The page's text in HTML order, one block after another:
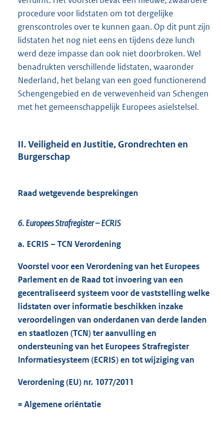
procedure voor lidstaten om tot dergelijke
grenscontroles over te kunnen gaan. Op dit punt zijn
lidstaten het nog niet eens en tijdens deze lunch
werd deze impasse dan ook niet doorbroken. Wel
benadrukten verschillende lidstaten, waaronder
Nederland, het belang van een goed functionerend
Schengengebied en de verwevenheid van Schengen
met het gemeenschappelijk Europees asielstelsel.
II. Veiligheid en Justitie, Grondrechten en
Burgerschap
Raad wetgevende besprekingen
6. Europees Strafregister – ECRIS
a. ECRIS – TCN Verordening
Voorstel voor een Verordening van het Europees
Parlement en de Raad tot invoering van een
gecentraliseerd systeem voor de vaststelling welke
lidstaten over informatie beschikken inzake
veroordelingen van onderdanen van derde landen
en staatlozen (TCN) ter aanvulling en
ondersteuning van het Europees Strafregister
Informatiesysteem (ECRIS) en tot wijziging van
Verordening (EU) nr. 1077/2011
= Algemene oriëntatie